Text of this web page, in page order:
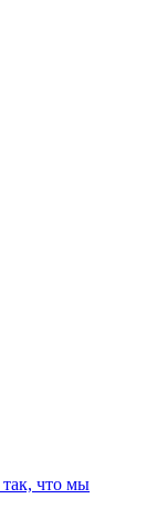
так, что мы